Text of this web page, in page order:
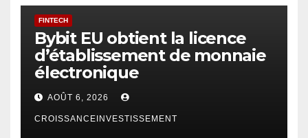
FINTECH
Bybit EU obtient la licence
d’établissement de monnaie
électronique
AOÛT 6, 2026
CROISSANCEINVESTISSEMENT